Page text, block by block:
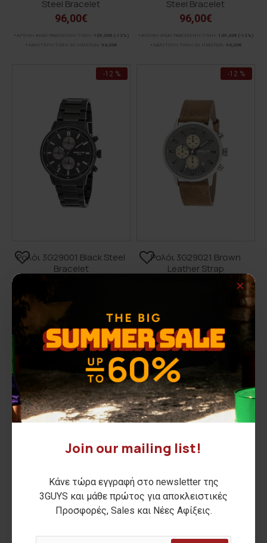
Join our mailing list!
Κάνε τώρα εγγραφή στο newsletter της
3GUYS και μάθε πρώτος για αποκλειστικές
Προσφορές, Sales και Νέες Αφίξεις.
Steel Bracelet
96,00€
ΑΡΧΙΚΗ ΑΝΑΓΡΑΦΟΜΕΝΗ ΤΙΜΗ: 109,00€ (-12%)
ΚΑΛΥΤΕΡΗ ΤΙΜΗ 30 ΗΜΕΡΩΝ:
96,00€
Steel Bracelet
96,00€
ΑΡΧΙΚΗ ΑΝΑΓΡΑΦΟΜΕΝΗ ΤΙΜΗ: 109,00€ (-12%)
ΚΑΛΥΤΕΡΗ ΤΙΜΗ 30 ΗΜΕΡΩΝ:
96,00€
-12 %
Ρολόι 3G29001 Black Steel
Bracelet
ΑΡΧΙΚΗ ΑΝΑΓΡΑΦΟΜΕΝΗ ΤΙΜΗ:
-12 %
Ρολόι 3G29021 Brown
Leather Strap
(-12%)
-12 %
Steel Bracelet
Steel Bracelet